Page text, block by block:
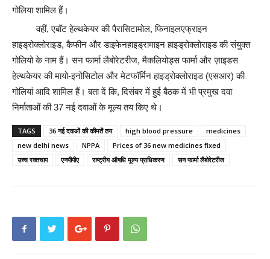
गोलिया शामिल हैं।
वहीं, एबॉट हेल्थकेयर की पैरासिटामोल, फिनाइलएफ्राइन
हाइड्रोक्लोराइड, कैफीन और डाइफेनहाइड्रामाइन हाइड्रोक्लोराइड की संयुक्त
गोलियो के नाम हैं। सन फार्मा लैबोरेटरीज, मैकलियोड्स फार्मा और ज़ाइडस
हेल्थकेयर की मायो-इनोसिटोल और मेटफॉर्मिन हाइड्रोक्लोराइड (एसआर) की
गोलियां आदि शामिल हैं। बता दें कि, दिसंबर में हुई बैठक में भी प्रमुख दवा
निर्माताओं की 37 नई दवाओं के मूल्य तय किए थे।
TAGS 36 नई दवाओं की कीमतें तय high blood pressure
medicines
new delhi news
NPPA
Prices of 36 new medicines fixed
उच्च रक्तचाप
एनपीपीए राष्ट्रीय औषधि मूल्य प्राधिकरण सन फार्मा लैबोरेटरीज